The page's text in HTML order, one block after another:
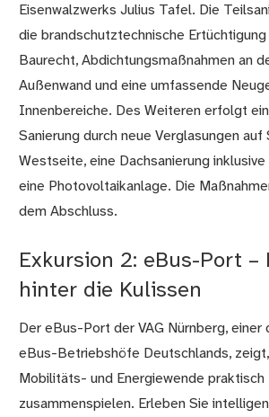
Eisenwalzwerks Julius Tafel. Die
die brandschutztechnische
Baurecht, Abdichtungsmaßnahmen an
Außenwand und eine umfassende
Innenbereiche. Des Weiteren erfolgt
Sanierung durch neue Verglasungen auf
Westseite, eine Dachsanierung
eine Photovoltaikanlage. Die
dem Abschluss.
Exkursion 2: eBus-Port –
hinter die Kulissen
Der eBus-Port der VAG Nürnberg,
eBus-Betriebshöfe Deutschlands,
Mobilitäts- und Energiewende praktisch
zusammenspielen. Erleben Sie